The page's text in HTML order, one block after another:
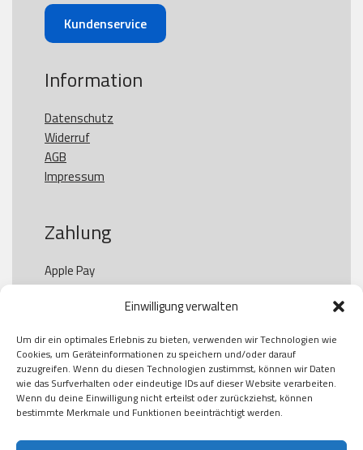
Einwilligung verwalten
Um dir ein optimales Erlebnis zu bieten, verwenden wir Technologien wie
Cookies, um Geräteinformationen zu speichern und/oder darauf
zuzugreifen. Wenn du diesen Technologien zustimmst, können wir Daten
wie das Surfverhalten oder eindeutige IDs auf dieser Website verarbeiten.
Wenn du deine Einwilligung nicht erteilst oder zurückziehst, können
bestimmte Merkmale und Funktionen beeinträchtigt werden.
Kundenservice
Information
Datenschutz
Widerruf
AGB
Impressum
Zahlung
Apple Pay
Paypal
Kauf auf Rechung
Klarna
American Express